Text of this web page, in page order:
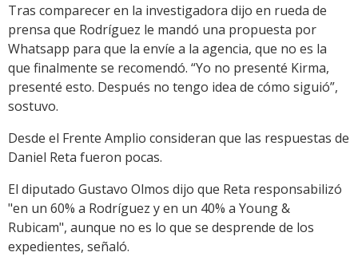
Tras comparecer en la investigadora dijo en rueda de
prensa que Rodríguez le mandó una propuesta por
Whatsapp para que la envíe a la agencia, que no es la
que finalmente se recomendó. “Yo no presenté Kirma,
presenté esto. Después no tengo idea de cómo siguió”,
sostuvo.
Desde el Frente Amplio consideran que las respuestas de
Daniel Reta fueron pocas.
El diputado Gustavo Olmos dijo que Reta responsabilizó
"en un 60% a Rodríguez y en un 40% a Young &
Rubicam", aunque no es lo que se desprende de los
expedientes, señaló.